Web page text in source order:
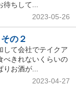
待ちして...
2023-05-26
の２
して会社でテイクア
べきれないくらいの
りお酒が...
2023-04-27